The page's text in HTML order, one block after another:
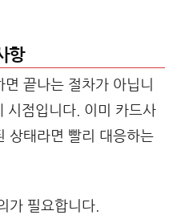
항
끝나는 절차가 아닙니
시점입니다. 이미 카드사
상태라면 빨리 대응하는
가 필요합니다.